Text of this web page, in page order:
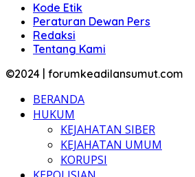
Kode Etik
Peraturan Dewan Pers
Redaksi
Tentang Kami
©2024 | forumkeadilansumut.com
BERANDA
HUKUM
KEJAHATAN SIBER
KEJAHATAN UMUM
KORUPSI